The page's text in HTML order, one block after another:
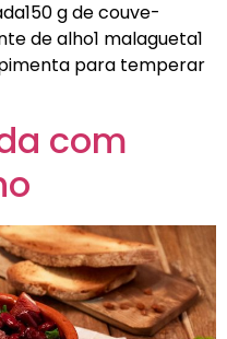
g de couve-
de alho1 malagueta1
para temperar
com